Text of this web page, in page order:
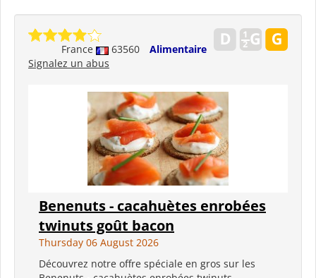
France 63560
Alimentaire
Signalez un abus
Benenuts - cacahuètes enrobées
twinuts goût bacon
Thursday 06 August 2026
Découvrez notre offre spéciale en gros sur les